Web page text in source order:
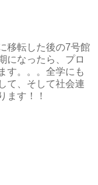
移転した後の7号館
になったら、プロ
す。。。全学にも
て、そして社会連
ます！！